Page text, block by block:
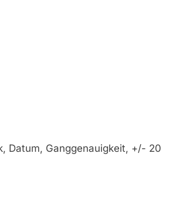
Datum, Ganggenauigkeit, +/- 20